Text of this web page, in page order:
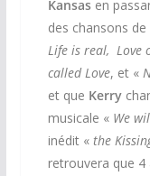
Kansasen
des chansons de
Life is real, Love
called Love, et «
et que Kerry
musicale « We
inédit « the
retrouvera que